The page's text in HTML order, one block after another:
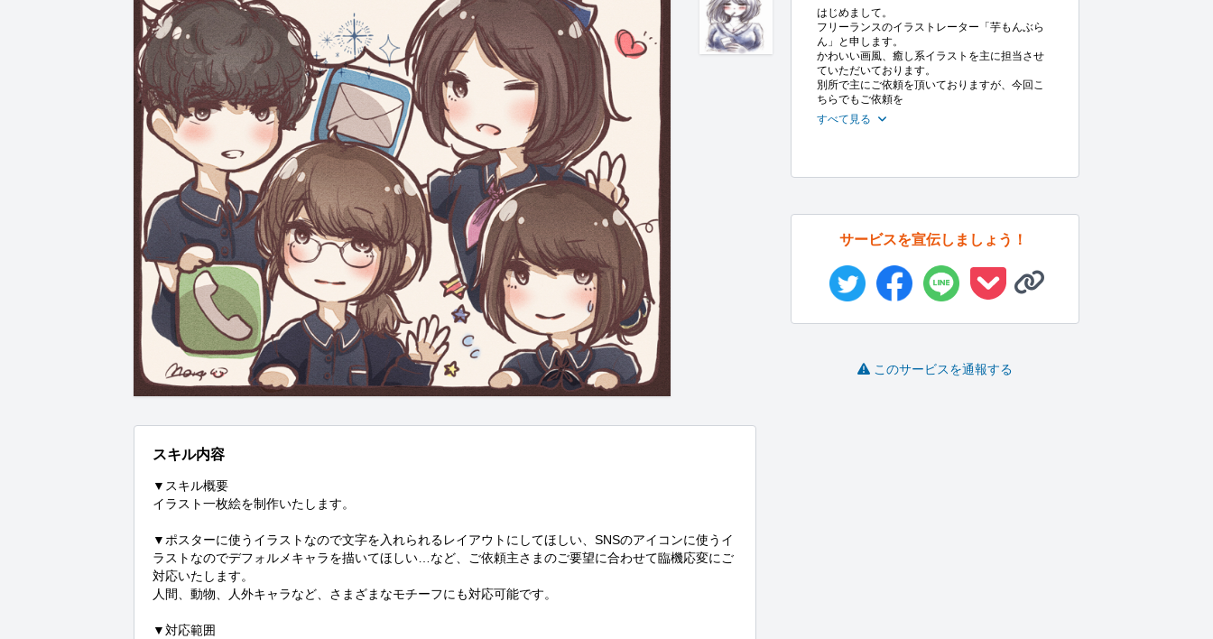
スキル内容
▼スキル概要
イラスト一枚絵を制作いたします。
▼ポスターに使うイラストなので文字を入れられるレイアウトにしてほしい、SNSのアイコンに使うイ
ラストなのでデフォルメキャラを描いてほしい…など、ご依頼主さまのご要望に合わせて臨機応変にご
対応いたします。
人間、動物、人外キャラなど、さまざまなモチーフにも対応可能です。
▼対応範囲
はじめまして。
フリーランスのイラストレーター「芋もんぶら
ん」と申します。
かわいい画風、癒し系イラストを主に担当させ
ていただいております。
別所で主にご依頼を頂いておりますが、今回こ
ちらでもご依頼を
すべて見る
サービスを宣伝しましょう！
このサービスを通報する